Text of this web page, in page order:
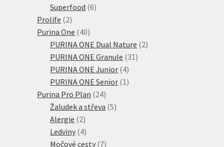
Superfood 66
Prolife 22
produkty
Purina One 4040
produktů
PURINA ONE Dual Nature 22
PURINA ONE Granule 31 31
PURINA ONE Junior 44
produkty
PURINA ONE Senior 1 1
Purina Pro Plan 2424
produktů
Žaludek a střeva 55
Alergie 22
produkty
Ledviny 44
produkty
Močové cesty 77